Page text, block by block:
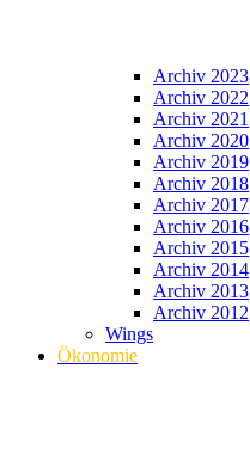
Archiv 2023
Archiv 2022
Archiv 2021
Archiv 2020
Archiv 2019
Archiv 2018
Archiv 2017
Archiv 2016
Archiv 2015
Archiv 2014
Archiv 2013
Archiv 2012
Wings
Ökonomie